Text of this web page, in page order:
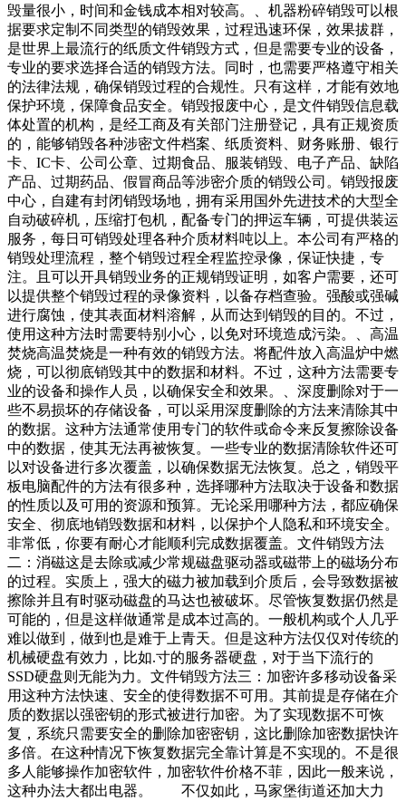
毁量很小，时间和金钱成本相对较高。、机器粉碎销毁可以根
据要求定制不同类型的销毁效果，过程迅速环保，效果拔群，
是世界上最流行的纸质文件销毁方式，但是需要专业的设备，
专业的要求选择合适的销毁方法。同时，也需要严格遵守相关
的法律法规，确保销毁过程的合规性。只有这样，才能有效地
保护环境，保障食品安全。销毁报废中心，是文件销毁信息载
体处置的机构，是经工商及有关部门注册登记，具有正规资质
的，能够销毁各种涉密文件档案、纸质资料、财务账册、银行
卡、IC卡、公司公章、过期食品、服装销毁、电子产品、缺陷
产品、过期药品、假冒商品等涉密介质的销毁公司。销毁报废
中心，自建有封闭销毁场地，拥有采用国外先进技术的大型全
自动破碎机，压缩打包机，配备专门的押运车辆，可提供装运
服务，每日可销毁处理各种介质材料吨以上。本公司有严格的
销毁处理流程，整个销毁过程全程监控录像，保证快捷，专
注。且可以开具销毁业务的正规销毁证明，如客户需要，还可
以提供整个销毁过程的录像资料，以备存档查验。强酸或强碱
进行腐蚀，使其表面材料溶解，从而达到销毁的目的。不过，
使用这种方法时需要特别小心，以免对环境造成污染。、高温
焚烧高温焚烧是一种有效的销毁方法。将配件放入高温炉中燃
烧，可以彻底销毁其中的数据和材料。不过，这种方法需要专
业的设备和操作人员，以确保安全和效果。、深度删除对于一
些不易损坏的存储设备，可以采用深度删除的方法来清除其中
的数据。这种方法通常使用专门的软件或命令来反复擦除设备
中的数据，使其无法再被恢复。一些专业的数据清除软件还可
以对设备进行多次覆盖，以确保数据无法恢复。总之，销毁平
板电脑配件的方法有很多种，选择哪种方法取决于设备和数据
的性质以及可用的资源和预算。无论采用哪种方法，都应确保
安全、彻底地销毁数据和材料，以保护个人隐私和环境安全。
非常低，你要有耐心才能顺利完成数据覆盖。文件销毁方法
二：消磁这是去除或减少常规磁盘驱动器或磁带上的磁场分布
的过程。实质上，强大的磁力被加载到介质后，会导致数据被
擦除并且有时驱动磁盘的马达也被破坏。尽管恢复数据仍然是
可能的，但是这样做通常是成本过高的。一般机构或个人几乎
难以做到，做到也是难于上青天。但是这种方法仅仅对传统的
机械硬盘有效力，比如.寸的服务器硬盘，对于当下流行的
SSD硬盘则无能为力。文件销毁方法三：加密许多移动设备采
用这种方法快速、安全的使得数据不可用。其前提是存储在介
质的数据以强密钥的形式被进行加密。为了实现数据不可恢
复，系统只需要安全的删除加密密钥，这比删除加密数据快许
多倍。在这种情况下恢复数据完全靠计算是不实现的。不是很
多人能够操作加密软件，加密软件价格不菲，因此一般来说，
这种办法大都出电器。 不仅如此，马家堡街道还加大力